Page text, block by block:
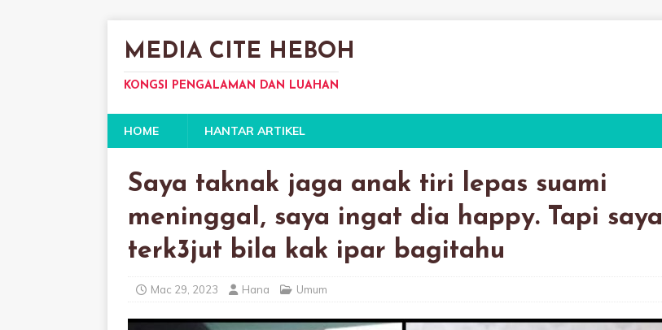
MEDIA CITE HEBOH
KONGSI PENGALAMAN DAN LUAHAN
HOME HANTAR ARTIKEL
Saya taknak jaga anak tiri lepas suami
meninggaI, saya ingat dia happy. Tapi saya
terk3jut bila kak ipar bagitahu
Mac 29, 2023 Hana Umum